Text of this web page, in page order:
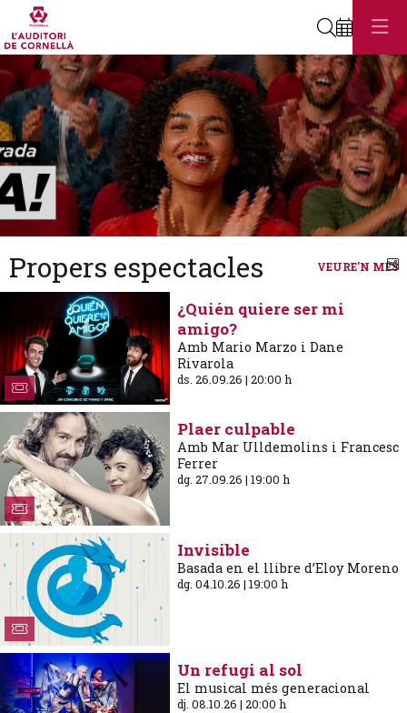
Cerca
és un carrusel automàtic. Usa les fletxes del teclat o el
1 1
Propers espectacles VEURE'N MÉS
¿Quién quiere ser mi
amigo?
Amb Mario Marzo i Dane
Rivarola
ds. 26.09.26 | 20:00 h
Plaer culpable
Amb Mar Ulldemolins i Francesc
Ferrer
dg. 27.09.26 | 19:00 h
Invisible
Basada en el llibre d’Eloy Moreno
dg. 04.10.26 | 19:00 h
Un refugi al sol
El musical més generacional
dj. 08.10.26 | 20:00 h